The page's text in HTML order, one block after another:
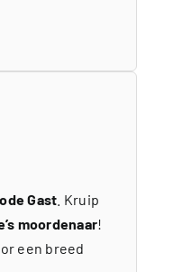
Gast . Kruip
moordenaar!
een breed